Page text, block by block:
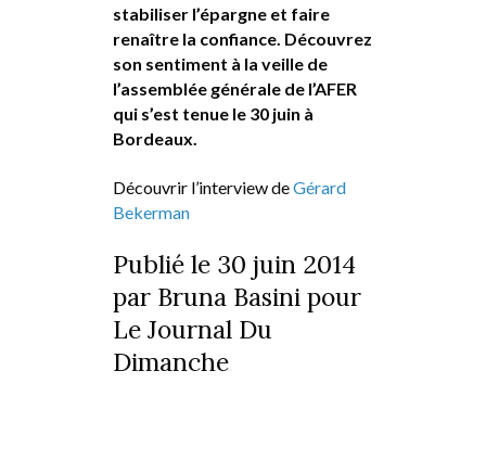
stabiliser l’épargne et faire
renaître la confiance. Découvrez
son sentiment à la veille de
l’assemblée générale de l’AFER
qui s’est tenue le 30 juin à
Bordeaux.
Découvrir l’interview deGérard
Bekerman
Publié le 30 juin 2014
par Bruna Basini pour
Le Journal Du
Dimanche